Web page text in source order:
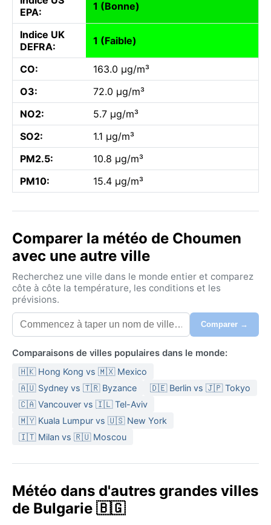
EPA:
1 (Bonne)
Indice UK
DEFRA:
1 (Faible)
CO:
163.0 µg/m³
O3:
72.0 µg/m³
NO2:
5.7 µg/m³
SO2:
1.1 µg/m³
PM2.5:
10.8 µg/m³
PM10:
15.4 µg/m³
Comparer la météo de Choumen
avec une autre ville
Recherchez une ville dans le monde entier et comparez
côte à côte la température, les conditions et les
prévisions.
Comparer →
Comparaisons de villes populaires dans le monde:
🇭🇰 Hong Kong vs 🇲🇽 Mexico
🇦🇺 Sydney vs 🇹🇷 Byzance
🇩🇪 Berlin vs 🇯🇵 Tokyo
🇨🇦 Vancouver vs 🇮🇱 Tel-Aviv
🇲🇾 Kuala Lumpur vs 🇺🇸 New York
🇮🇹 Milan vs 🇷🇺 Moscou
Météo dans d'autres grandes villes
de Bulgarie 🇧🇬